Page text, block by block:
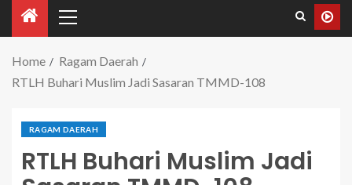
Home
Ragam Daerah
RTLH Buhari Muslim Jadi Sasaran TMMD-108
RAGAM DAERAH
RTLH Buhari Muslim Jadi